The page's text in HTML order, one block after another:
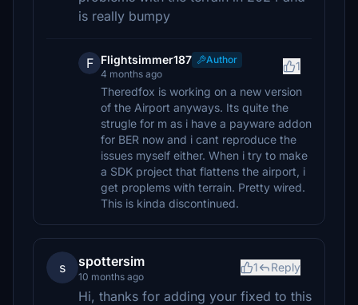
is really bumpy
F Flightsimmer187
Author
4 months ago
1
Theredfox is working on a new version
of the Airport anyways. Its quite the
strugle for m as i have a payware addon
for BER now and i cant reproduce the
issues myself either. When i try to make
a SDK project that flattens the airport, i
get proplems with terrain. Pretty wired.
This is kinda discontinued.
s spottersim
10 months ago
1 Reply
Hi, thanks for adding your fixed to this